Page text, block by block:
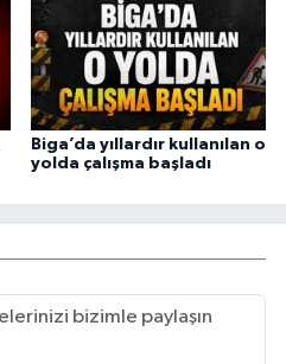
Biga’da yıllardır kullanılan o
yolda çalışma başladı